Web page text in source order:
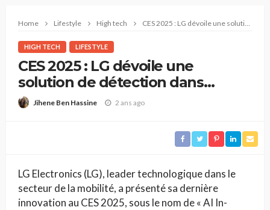
Home Lifestyle High tech CES 2025 : LG dévoile une solution de détection dans l’habitacle alimentée par l’IA
HIGH TECH LIFESTYLE
CES 2025 : LG dévoile une
solution de détection dans
l’habitacle alimentée par l’IA
Jihene Ben Hassine 2 ans ago
LG Electronics (LG), leader technologique dans le
secteur de la mobilité, a présenté sa dernière
innovation au CES 2025, sous le nom de « AI In-